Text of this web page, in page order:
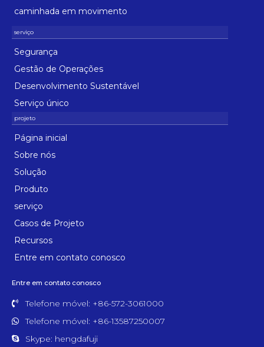
caminhada em movimento
Segurança
Gestão de Operações
Desenvolvimento Sustentável
Serviço único
Página inicial
Sobre nós
Solução
Produto
serviço
Casos de Projeto
Recursos
Entre em contato conosco
Entre em contato conosco
Telefone móvel: +86-572-3061000
Telefone móvel: +86-13587250007
Skype: hengdafuji